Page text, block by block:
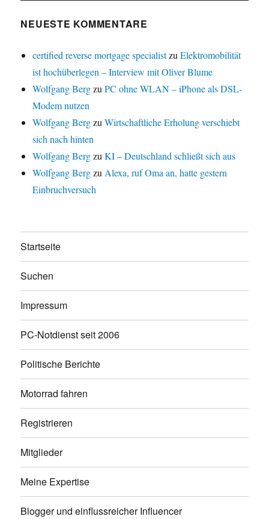
NEUESTE KOMMENTARE
certified reverse mortgage specialistzuElektromobilität
ist hochüberlegen – Interview mit Oliver Blume
Wolfgang BergzuPC ohne WLAN – iPhone als DSL-
Modem nutzen
Wolfgang BergzuWirtschaftliche Erholung verschiebt
sich nach hinten
Wolfgang BergzuKI – Deutschland schließt sich aus
Wolfgang Bergzu Alexa, ruf Oma an, hatte gestern
Einbruchversuch
Startseite
Suchen
Impressum
PC-Notdienst seit 2006
Politische Berichte
Motorrad fahren
Registrieren
Mitglieder
Meine Expertise
Blogger und einflussreicher Influencer